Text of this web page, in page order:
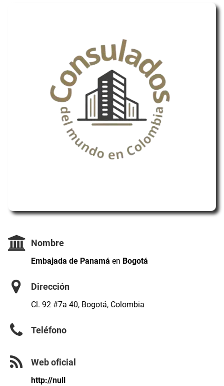
Nombre
Embajada de Panamá en Bogotá
Dirección
Cl. 92 #7a 40, Bogotá, Colombia
Teléfono
Web oficial
http://null